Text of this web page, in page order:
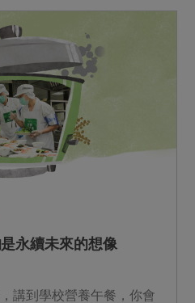
永續未來的想像
講到學校營養午餐，你會